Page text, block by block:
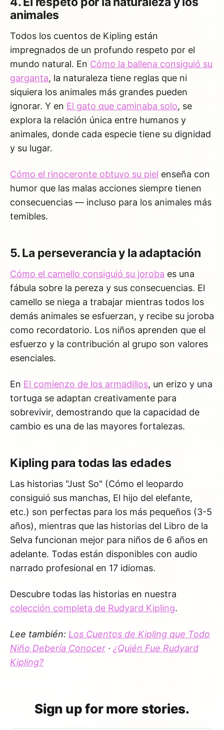
animales
Todos los cuentos de Kipling están
impregnados de un profundo respeto por el
mundo natural. En Cómo la ballena consiguió su
garganta, la naturaleza tiene reglas que ni
siquiera los animales más grandes pueden
ignorar. Y en El gato que caminaba solo, se
explora la relación única entre humanos y
animales, donde cada especie tiene su dignidad
y su lugar.
Cómo el rinoceronte obtuvo su piel enseña con
humor que las malas acciones siempre tienen
consecuencias — incluso para los animales más
temibles.
5. La perseverancia y la adaptación
Cómo el camello consiguió su joroba es una
fábula sobre la pereza y sus consecuencias. El
camello se niega a trabajar mientras todos los
demás animales se esfuerzan, y recibe su joroba
como recordatorio. Los niños aprenden que el
esfuerzo y la contribución al grupo son valores
esenciales.
En El comienzo de los armadillos, un erizo y una
tortuga se adaptan creativamente para
sobrevivir, demostrando que la capacidad de
cambio es una de las mayores fortalezas.
Kipling para todas las edades
Las historias "Just So" (Cómo el leopardo
consiguió sus manchas, El hijo del elefante,
etc.) son perfectas para los más pequeños (3-5
años), mientras que las historias del Libro de la
Selva funcionan mejor para niños de 6 años en
adelante. Todas están disponibles con audio
narrado profesional en 17 idiomas.
Descubre todas las historias en nuestra
colección completa de Rudyard Kipling.
Lee también: Los Cuentos de Kipling que Todo
Niño Debería Conocer · ¿Quién Fue Rudyard
Kipling?
Sign up for more stories.